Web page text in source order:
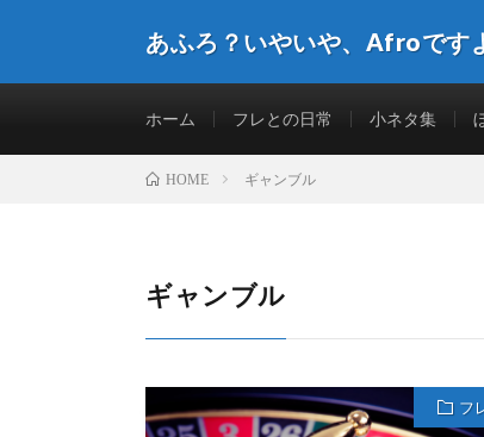
あふろ？いやいや、Afroです
ホーム フレとの日常 小ネタ集
HOME ギャンブル
ギャンブル
フ